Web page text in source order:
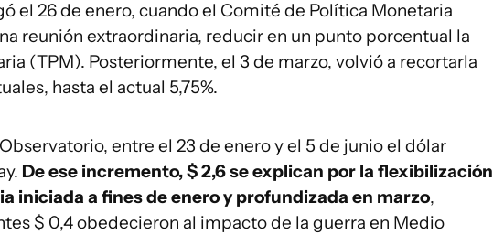
el 26 de enero, cuando el Comité de Política Monetaria
reunión extraordinaria, reducir en un punto porcentual la
(TPM). Posteriormente, el 3 de marzo, volvió a recortarla
hasta el actual 5,75%.
entre el 23 de enero y el 5 de junio el dólar
De ese incremento, $ 2,6 se explican por la flexibilización
iniciada a fines de enero y profundizada en marzo,
$ 0,4 obedecieron al impacto de la guerra en Medio